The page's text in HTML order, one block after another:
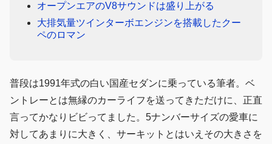
オープンエアのV8サウンドは盛り上がる
大排気量ツインターボエンジンを搭載したクー
ペのロマン
普段は1991年式の白い国産セダンに乗っている筆者。ベ
ントレーとは無縁のカーライフを送ってきただけに、正直
言ってかなりビビってました。5ナンバーサイズの愛車に
対してあまりに大きく、サーキットとはいえその大きさを